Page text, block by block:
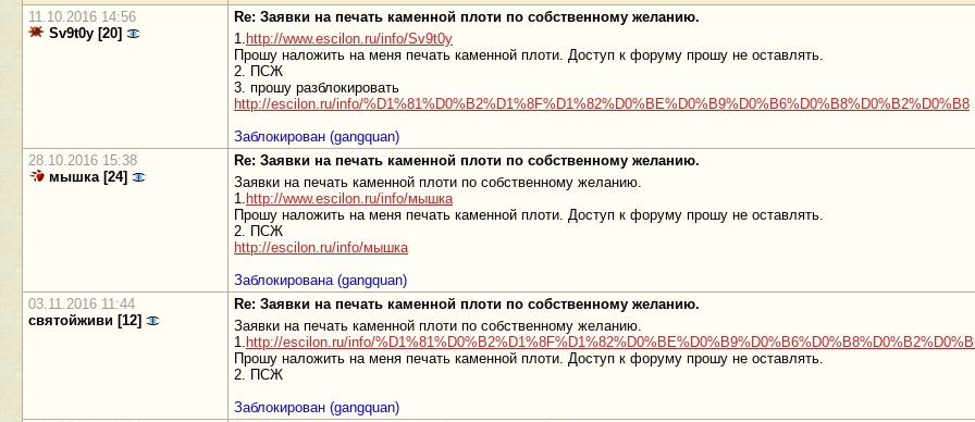
11.10.2016 14:56
Sv9t0y [20]
Re: Заявки на печать каменной плоти по собственному желанию.
1. http://www.escilon.ru/info/Sv9t0y
Прошу наложить на меня печать каменной плоти. Доступ к форуму прошу не оставлять.
2. ПСЖ
3. прошу разблокировать
http://escilon.ru/info/%D1%81%D0%B2%D1%8F%D1%82%D0%BE%D0%B9%D0%B6%D0%B8%D0%B2%D0%B8
Заблокирован (gangquan)
28.10.2016 15:38
мышка [24]
Re: Заявки на печать каменной плоти по собственному желанию.
Заявки на печать каменной плоти по собственному желанию.
1. http://www.escilon.ru/info/мышка
Прошу наложить на меня печать каменной плоти. Доступ к форуму прошу не оставлять.
2. ПСЖ
http://escilon.ru/info/мышка
Заблокирована (gangquan)
03.11.2016 11:44
святойживи [12]
Re: Заявки на печать каменной плоти по собственному желанию.
Заявки на печать каменной плоти по собственному желанию.
1. http://escilon.ru/info/
Прошу наложить на меня печать каменной плоти. Доступ к форуму прошу не оставлять.
2. ПСЖ
Заблокирован (gangquan)